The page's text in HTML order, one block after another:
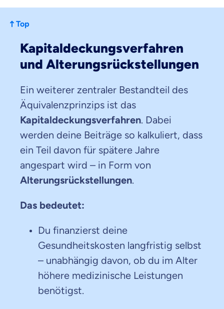
Top
Kapitaldeckungsverfahren
und Alterungsrückstellungen
Ein weiterer zentraler Bestandteil des
Äquivalenzprinzips ist das
Kapitaldeckungsverfahren. Dabei
werden deine Beiträge so kalkuliert, dass
ein Teil davon für spätere Jahre
angespart wird – in Form von
Alterungsrückstellungen.
Das bedeutet:
Du finanzierst deine
Gesundheitskosten langfristig selbst
– unabhängig davon, ob du im Alter
höhere medizinische Leistungen
benötigst.